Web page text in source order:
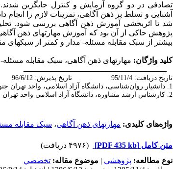
تصادفی در دو گروه آزمایش و کنترل جایگزین
آشنایی و تسلط بر ذهن آگاهی، تمرینات لازم را انجام
شد تا اثربخشی آموزش ذهن آگاهی بررسی شود.
پژوهش حاکی از آن بود که آموزش مهارتهای ذهن آگاهی
بیشتر از سبک مقابله مسئله- مدار و کمتر از سبکهای
کلید واژگان: مهارتهای ذهن آگاهی، سبک مقابله
ـــــــــــــــــــــــــــــــــــــــــــــــــــــــــــــــــــــــــ
تاریخ دریافت: 95/11/4 تاریخ پذیرش: 96/6/12
1. دانشیار روان‌شناسی، دانشگاه آزاد اسلامی، واحد تهران جنوب (نویسنده مسئول)
2. کارشناس ارشد مشاوره، دانشگاه آزاد اسلامی واحد تهران جنوب، دانشکده روانشناسی و علوم تربیتی
واژه‌های کلیدی: مهارتهای ذهن آگاهی، سبک مقابله
متن کامل [PDF 435 kb]
(۴۹۷۶ دریافت)
نوع مطالعه: پژوهشي | موضوع مقاله: تخصصي